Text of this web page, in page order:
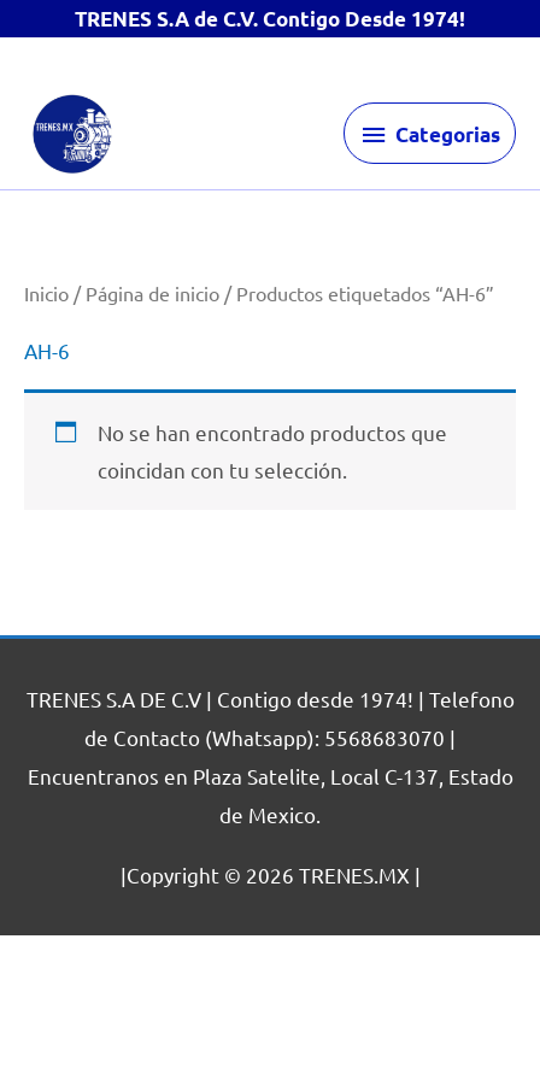
TRENES S.A de C.V. Contigo Desde 1974!
contenido
Categorias
Categorias
Inicio / Página de inicio / Productos etiquetados “AH-6”
AH-6
No se han encontrado productos que
coincidan con tu selección.
TRENES S.A DE C.V | Contigo desde 1974! | Telefono
de Contacto (Whatsapp): 5568683070 |
Encuentranos en Plaza Satelite, Local C-137, Estado
de Mexico.
|Copyright © 2026 TRENES.MX |